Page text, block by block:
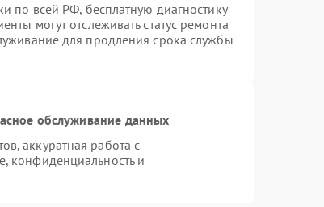
по всей РФ, бесплатную диагностику
могут отслеживать статус ремонта
для продления срока службы
обслуживание данных
аккуратная работа с
конфиденциальность и